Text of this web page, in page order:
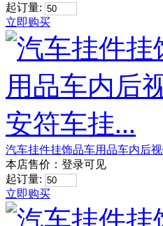
起订量:
立即购买
汽车挂件挂饰品车用品车内后
本店售价： 登录可见
起订量:
立即购买